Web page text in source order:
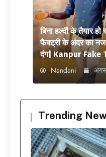
बिना हल्दी के तैयार हो
फैक्ट्री के अंदर का
दंग| Kanpur Fake
Nandani
Trending